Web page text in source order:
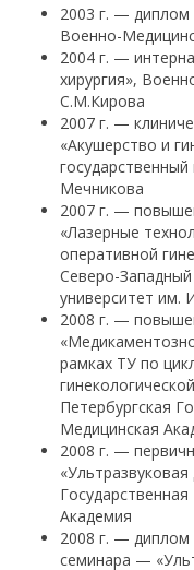
2003 г. — диплом
Военно-
2004 г. —
хирургия»,
С.М.Кирова
2007 г. —
«Акушерство и
Мечникова
2007 г. —
«Лазерные
оперативной
Северо-Западный
университет им.
2008 г. —
рамках ТУ по
Петербургская
Медицинская
2008 г. —
Академия
2008 г. — диплом
семинара —